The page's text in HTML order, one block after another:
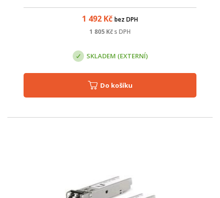
1 492 Kč bez DPH
1 805 Kčs DPH
SKLADEM (EXTERNÍ)
Do košíku